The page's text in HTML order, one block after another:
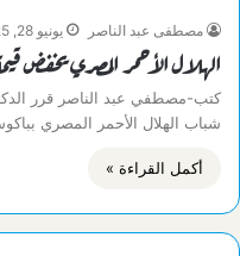
مصطفى عبد الناصر يونيو 28, 2025
الهلال الأحمر المصري يخفض
كتب-مصطفي عبد الناصر قرر
شباب الهلال الأحمر المصري
أكمل القراءة »